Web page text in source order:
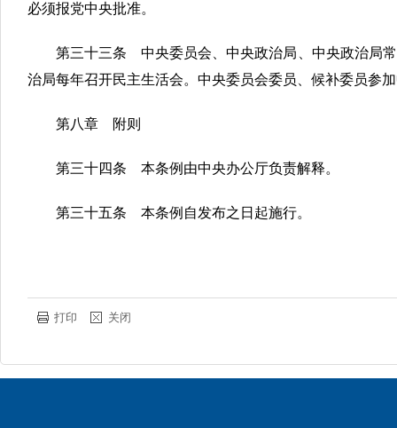
必须报党中央批准。
第三十三条 中央委员会、中央政治局、中央政治局
治局每年召开民主生活会。中央委员会委员、候补委员参
第八章 附则
第三十四条 本条例由中央办公厅负责解释。
第三十五条 本条例自发布之日起施行。
打印 关闭